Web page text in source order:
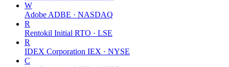
W
Adobe ADBE · NASDAQ
R
Rentokil Initial RTO · LSE
R
IDEX Corporation IEX · NYSE
C